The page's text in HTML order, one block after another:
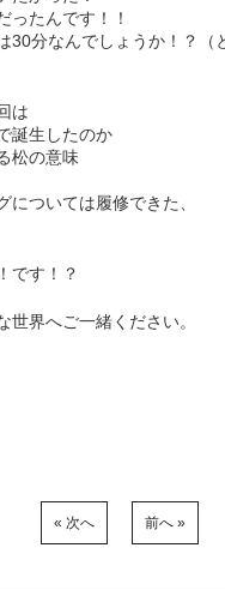
ったんです！！
30分なんでしょうか！？（
は
誕生したのか
松の意味
については履修できた、
です！？
世界へご一緒ください。
« 次へ 前へ »